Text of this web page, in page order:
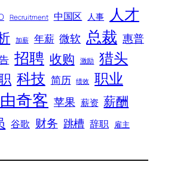
Recruitment 中国区 人事 人才
加薪 年薪 微软 总裁 惠普
招聘 收购 激励 猎头
科技 简历 绩效 职业
奇客 苹果 薪资 薪酬
谷歌 财务 跳槽 辞职 雇主